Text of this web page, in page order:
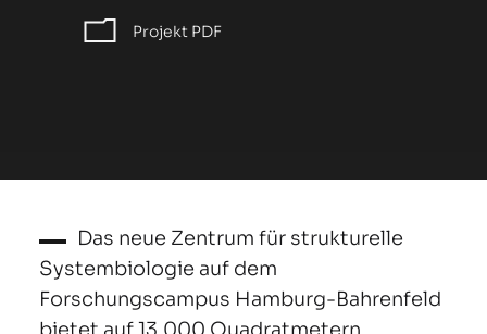
Projekt PDF
Das neue Zentrum für strukturelle
Systembiologie auf dem
Forschungscampus Hamburg-Bahrenfeld